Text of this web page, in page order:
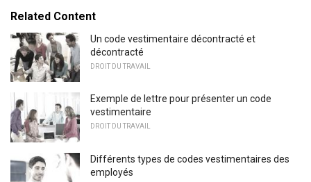
Related Content
Un code vestimentaire décontracté et
décontracté
DROIT DU TRAVAIL
Exemple de lettre pour présenter un code
vestimentaire
DROIT DU TRAVAIL
Différents types de codes vestimentaires des
employés